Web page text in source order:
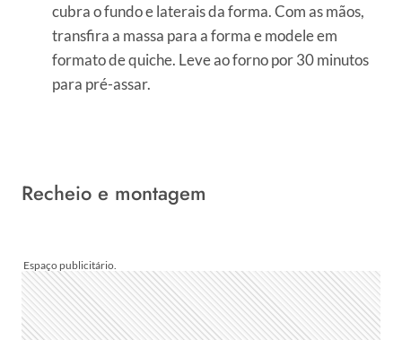
cubra o fundo e laterais da forma. Com as mãos,
transfira a massa para a forma e modele em
formato de quiche. Leve ao forno por 30 minutos
para pré-assar.
Recheio e montagem